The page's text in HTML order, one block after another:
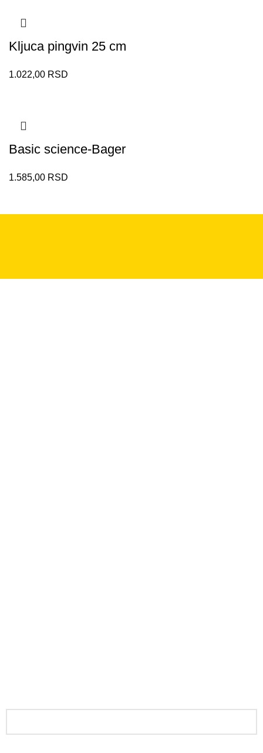
Kljuca pingvin 25 cm
1.022,00 RSD
Basic science-Bager
1.585,00 RSD